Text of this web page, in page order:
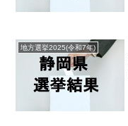
地方選挙2025(令和7年)